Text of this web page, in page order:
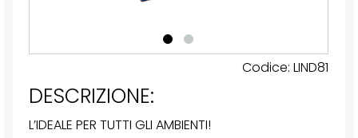
Codice: LIND81
DESCRIZIONE:
L’IDEALE PER TUTTI GLI AMBIENTI!